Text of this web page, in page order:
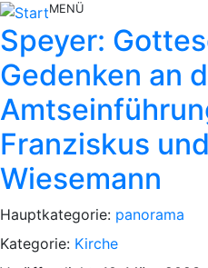
MENÜ
Speyer:
Gedenken an
Franziskus
Wiesemann
Hauptkategorie: panorama
Kategorie: Kirche